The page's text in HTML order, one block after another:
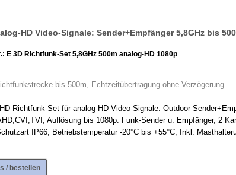
HD Video-Signale: Sender+Empfänger 5,8GHz bis
E 3D Richtfunk-Set 5,8GHz 500m analog-HD 1080p
bis 500m, Echtzeitübertragung ohne Verzögerung
Richtfunk-Set für analog-HD Video-Signale: Outdoor
Auflösung bis 1080p. Funk-Sender u. Empfänger, 2
IP66, Betriebstemperatur -20°C bis +55°C, Inkl.
/ bestellen